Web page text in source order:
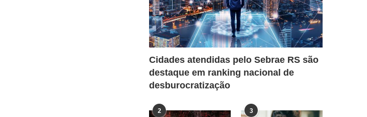
Cidades atendidas pelo Sebrae RS são
destaque em ranking nacional de
desburocratização
2 3